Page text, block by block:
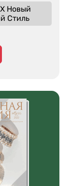
Новый
Стиль